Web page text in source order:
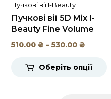
Пучкові вії I-Beauty
Пучкові вії 5D Mix I-
Beauty Fine Volume
510.00₴ – 530.00₴
від
Оберіть опції